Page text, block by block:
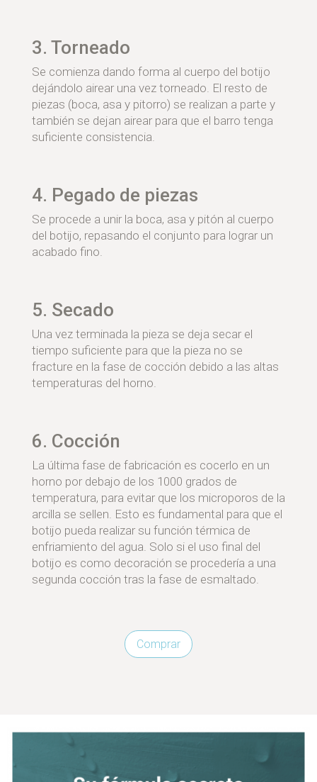
3. Torneado
Se comienza dando forma al cuerpo del botijo
dejándolo airear una vez torneado. El resto de
piezas (boca, asa y pitorro) se realizan a parte y
también se dejan airear para que el barro tenga
suficiente consistencia.
4. Pegado de piezas
Se procede a unir la boca, asa y pitón al cuerpo
del botijo, repasando el conjunto para lograr un
acabado fino.
5. Secado
Una vez terminada la pieza se deja secar el
tiempo suficiente para que la pieza no se
fracture en la fase de cocción debido a las altas
temperaturas del horno.
6. Cocción
La última fase de fabricación es cocerlo en un
horno por debajo de los 1000 grados de
temperatura, para evitar que los microporos de la
arcilla se sellen. Esto es fundamental para que el
botijo pueda realizar su función térmica de
enfriamiento del agua. Solo si el uso final del
botijo es como decoración se procedería a una
segunda cocción tras la fase de esmaltado.
Comprar